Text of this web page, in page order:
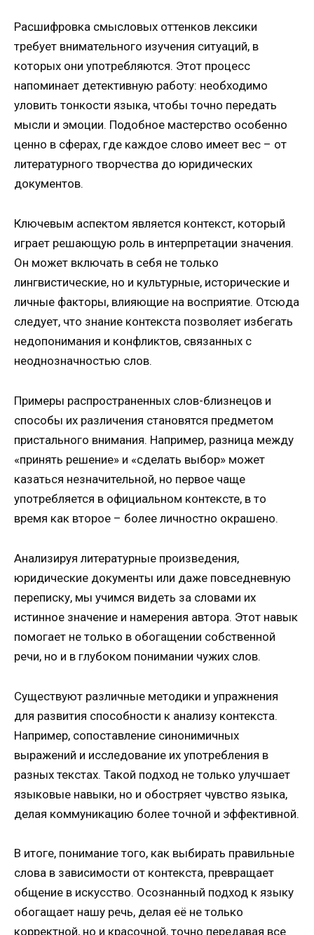
Расшифровка смысловых оттенков лексики
требует внимательного изучения ситуаций, в
которых они употребляются. Этот процесс
напоминает детективную работу: необходимо
уловить тонкости языка, чтобы точно передать
мысли и эмоции. Подобное мастерство особенно
ценно в сферах, где каждое слово имеет вес – от
литературного творчества до юридических
документов.
Ключевым аспектом является контекст, который
играет решающую роль в интерпретации значения.
Он может включать в себя не только
лингвистические, но и культурные, исторические и
личные факторы, влияющие на восприятие. Отсюда
следует, что знание контекста позволяет избегать
недопонимания и конфликтов, связанных с
неоднозначностью слов.
Примеры распространенных слов-близнецов и
способы их различения становятся предметом
пристального внимания. Например, разница между
«принять решение» и «сделать выбор» может
казаться незначительной, но первое чаще
употребляется в официальном контексте, в то
время как второе – более личностно окрашено.
Анализируя литературные произведения,
юридические документы или даже повседневную
переписку, мы учимся видеть за словами их
истинное значение и намерения автора. Этот навык
помогает не только в обогащении собственной
речи, но и в глубоком понимании чужих слов.
Существуют различные методики и упражнения
для развития способности к анализу контекста.
Например, сопоставление синонимичных
выражений и исследование их употребления в
разных текстах. Такой подход не только улучшает
языковые навыки, но и обостряет чувство языка,
делая коммуникацию более точной и эффективной.
В итоге, понимание того, как выбирать правильные
слова в зависимости от контекста, превращает
общение в искусство. Осознанный подход к языку
обогащает нашу речь, делая её не только
корректной, но и красочной, точно передавая все